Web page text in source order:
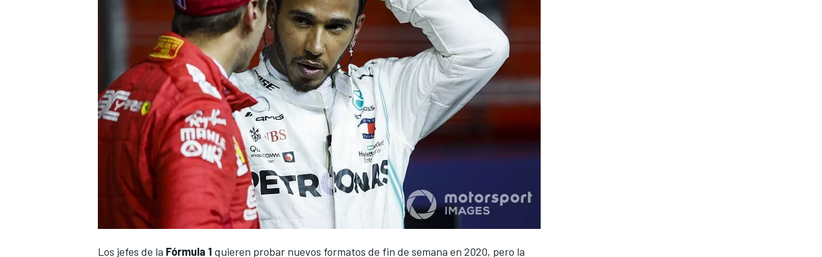
Los jefes de la Fórmula 1 quieren probar nuevos formatos ​​de fin de semana en 2020, pero la